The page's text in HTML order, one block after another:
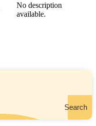
No description
available.
Search